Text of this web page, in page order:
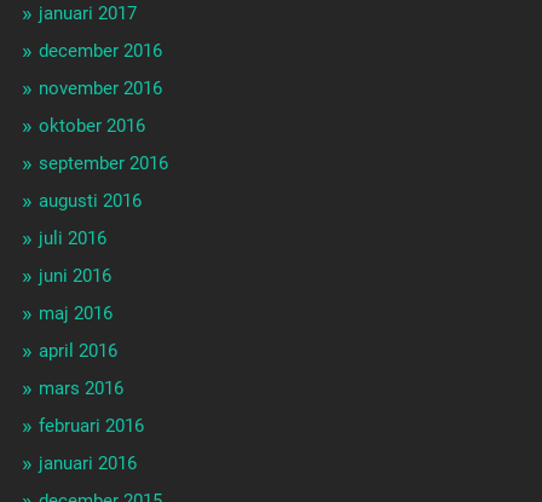
januari 2017
december 2016
november 2016
oktober 2016
september 2016
augusti 2016
juli 2016
juni 2016
maj 2016
april 2016
mars 2016
februari 2016
januari 2016